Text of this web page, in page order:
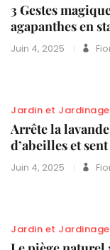
3 Gestes
agapanthes en
Juin 4, 2025
Jardin et Jardinage
Arrête la
d’abeilles et
Juin 4, 2025
Jardin et Jardinage